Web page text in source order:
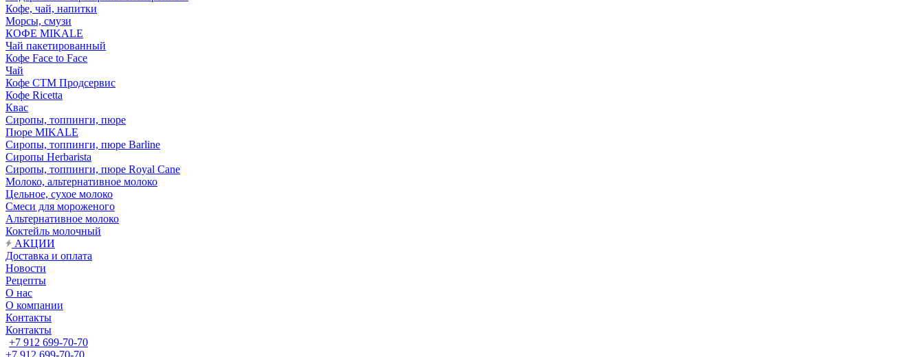
Кофе, чай, напитки
Морсы, смузи
КОФЕ MIKALE
Чай пакетированный
Кофе Face to Face
Чай
Кофе СТМ Продсервис
Кофе Ricetta
Квас
Сиропы, топпинги, пюре
Пюре MIKALE
Сиропы, топпинги, пюре Barline
Сиропы Herbarista
Сиропы, топпинги, пюре Royal Cane
Молоко, альтернативное молоко
Цельное, сухое молоко
Смеси для мороженого
Альтернативное молоко
Коктейль молочный
АКЦИИ
Доставка и оплата
Новости
Рецепты
О нас
О компании
Контакты
Контакты
+7 912 699-70-70
+7 912 699-70-70